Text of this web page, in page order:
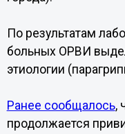
По результатам
больных ОРВИ
этиологии
Ранее сообщалось,
продолжается